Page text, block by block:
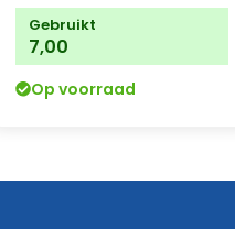
Gebruikt
7,00
Op voorraad